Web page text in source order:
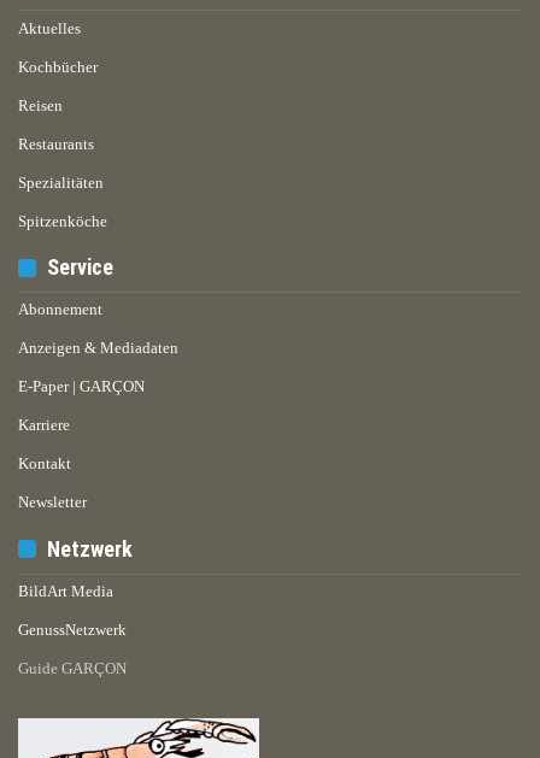
Aktuelles
Kochbücher
Reisen
Restaurants
Spezialitäten
Spitzenköche
Service
Abonnement
Anzeigen & Mediadaten
E-Paper | GARÇON
Karriere
Kontakt
Newsletter
Netzwerk
BildArt Media
GenussNetzwerk
Guide GARÇON